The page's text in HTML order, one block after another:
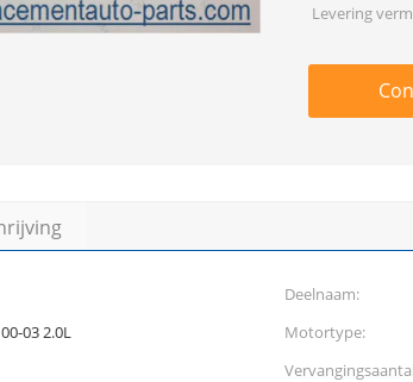
Levering
Deelnaam:
03 2.0L Motortype: